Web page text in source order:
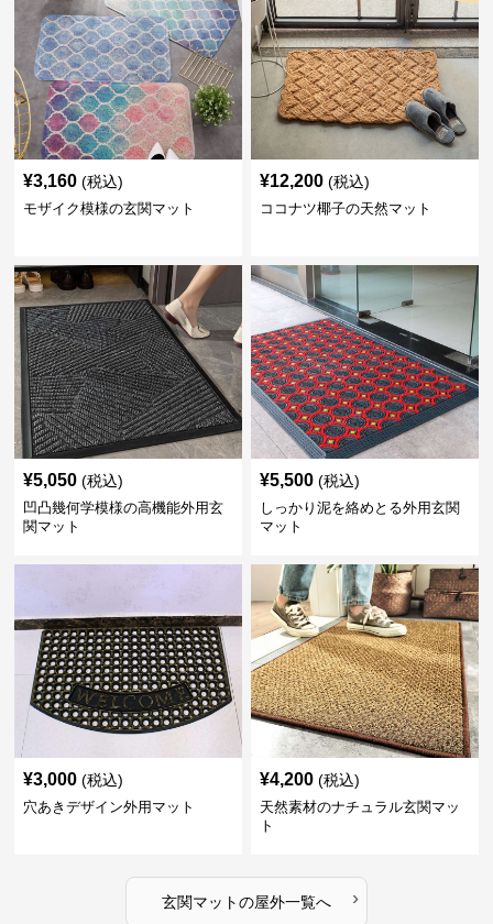
¥3,160 (税込)
モザイク模様の玄関マット
¥12,200 (税込)
ココナツ椰子の天然マット
¥5,050 (税込)
凹凸幾何学模様の高機能外用玄
関マット
¥5,500 (税込)
しっかり泥を絡めとる外用玄関
マット
¥3,000 (税込)
穴あきデザイン外用マット
¥4,200 (税込)
天然素材のナチュラル玄関マッ
ト
玄関マットの屋外一覧へ ›